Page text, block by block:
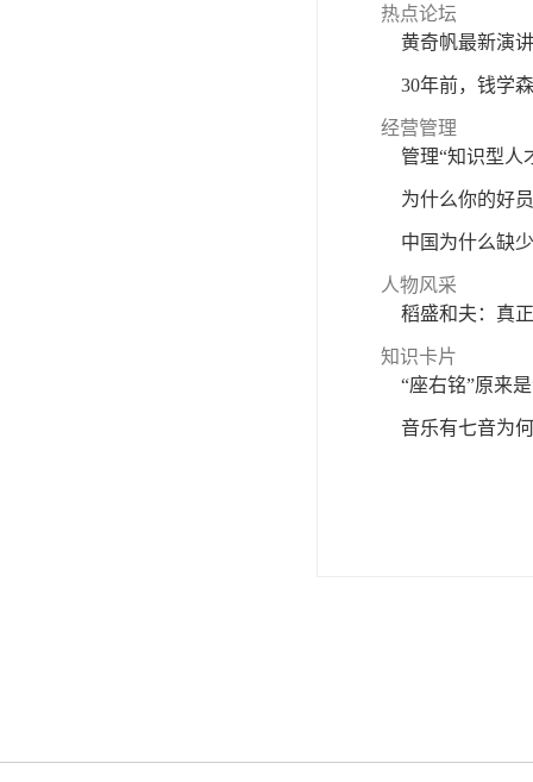
热点论坛
黄奇帆最新演
30年前，钱学
经营管理
管理“知识型人
为什么你的好
中国为什么缺
人物风采
稻盛和夫：真
知识卡片
“座右铭”原来
音乐有七音为